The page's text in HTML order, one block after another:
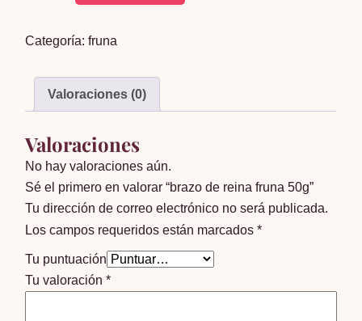
fruna
Categoría:fruna
Valoraciones (0)
Valoraciones
No hay valoraciones aún.
Sé el primero en valorar “brazo de reina fruna 50g”
Tu dirección de correo electrónico no será publicada.
Los campos requeridos están marcados*
Tu puntuación
Tu valoración*